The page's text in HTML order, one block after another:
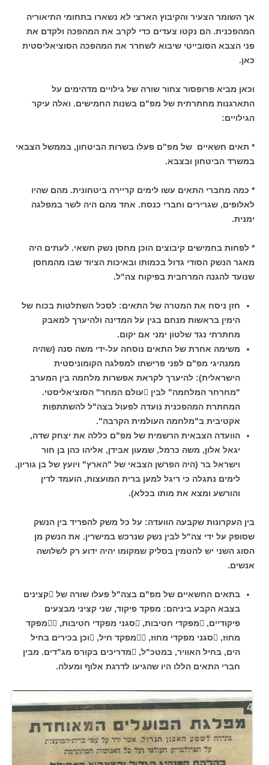
אך השומר הצעיר והקיבוץ הארצי לא נשארו בתחומי התיאוריה
המהפכנית. הם נקטו צעדים כדי לקרב את המהפכה ולקדם את
פני הצבא הסובייטי שיבוא לשחרר את המהפכה הסוציאליסטית
כאן.
וכאן מביא פרופסור צחור שורה של גילויים מדהימים על
התארגנות מחתרתית של מפ"ם בשנות החמישים. ואלה עיקר
הגילויים:
* תאים חשאיים של מפ"ם פעלו בשרות הביטחון, בממשל הצבאי
במשרד הביטחון ובצבא.
* כמה מחברי התאים עשו לימים קריירה ביטחונית. מהם שהיו
לאלופים, שגרירים וחברי כנסת. אחד מהם היה לשר במפלגה
ימנית.
* לפחות בחמישים קיבוצים הוכן מחסן נשק חשאי. לעתים היה
מאגר הנשק הסודי גדול בכמותו ובאיכות הציוד שבו מהמחסן
שנועד להגנה המרחבית בפיקוח צה"ל.
חזן ניסח את המטרה של התאים: לסכל השתלטות בכוח של
הימין בראשות מנחם בגין על המדינה ולהיערך למאבק
מחתרתי נגד שלטון ימני אם יקום.
משימה אחרת של התאים נוסחה על-ידי משה סנה (שהיה
ממנהיגי מפ"ם לפני פרישתו למפלגה הקומוניסטית
הישראלית): להיערך לקראת אפשרות מלחמה בין המערב
"מחרחר המלחמה" לבין עולם המחר" הסוציאליסטי.
המחתרת המהפכנית נועדה לפעול בצה"ל להשתתפות
אקטיבית ב"מלחמה העולמית הקרבה".
הוועדה הצבאית הרשמית של מפ"ם כללה את יצחק שדה,
יגאל אלון, משה כרמל, שמעון אבידן, אליהו כהן בן חור
וישראל בר (היה הפרשן הצבאי של "הארץ" ויועץ של בן גוריון.
לימים נתגלה כי ריגל למען ברית המועצות, הועמד לדין
והורשע ומצא את מותו בכלא).
בין העקרונות שקבעה הוועדה: על כל משק להפריד בין הנשק
שסופק על ידי צה"ל לבין נשק שנרכש במישרין. את הנשק מן
הסוג השני יש להטמין בסליק שמקומו יהיה ידוע רק לשלושה
אנשים.
בתאים החשאיים של מפ"ם בצה"ל פעלו שורה של קצינים
בצבא הקבע ביניהם: מפקד פיקוד, שני קציני מבצעים
פיקודיים, מפקדי חטיבות, סגני מפקדי חטיבות, מפקד
מחוז, סגני מפקדי מחוז, מפקד חיל, וכן בכירים בחיל
הים, בחיל האוויר, במטכ"ל, מדריכים בקורס מג"דים. מבין
חברי התאים הללו היו שהגיעו לדרגת אלוף ומעלה.